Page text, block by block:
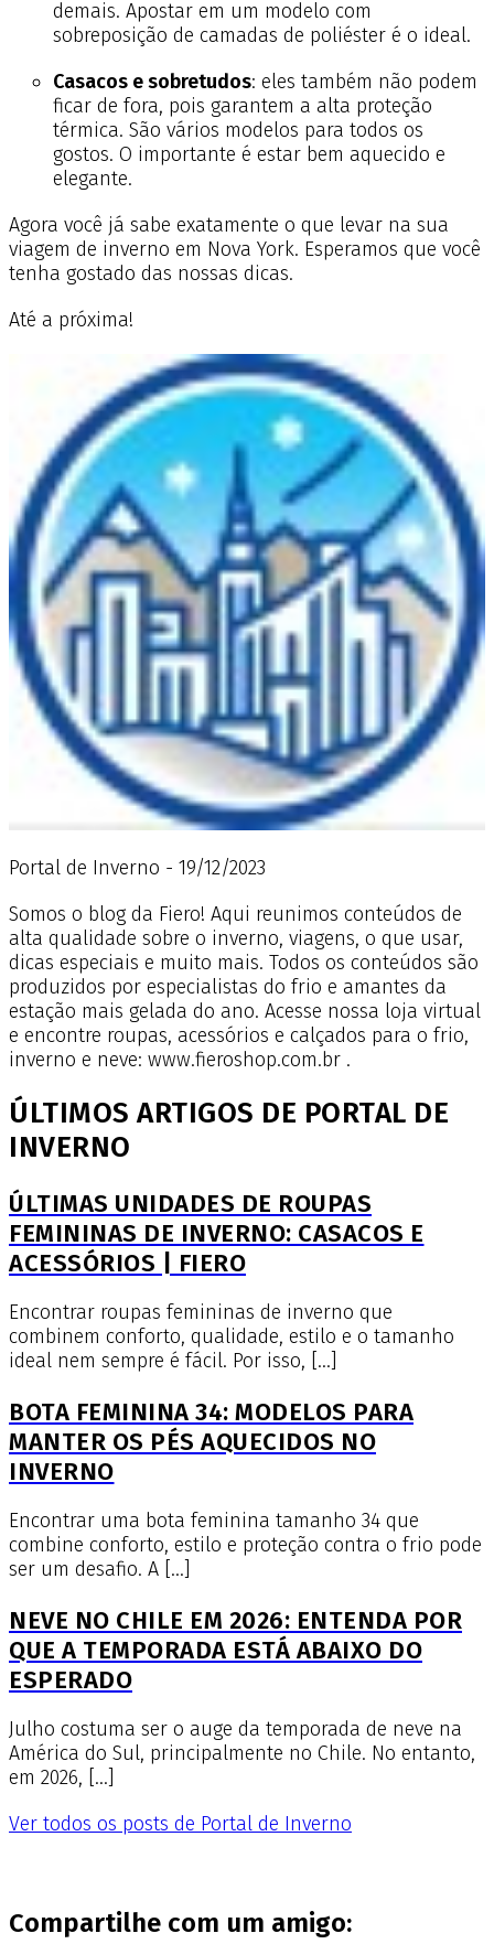
demais. Apostar em um modelo com
sobreposição de camadas de poliéster é o ideal.
Casacos e sobretudos: eles também não podem
ficar de fora, pois garantem a alta proteção
térmica. São vários modelos para todos os
gostos. O importante é estar bem aquecido e
elegante.
Agora você já sabe exatamente o que levar na sua
viagem de inverno em Nova York. Esperamos que você
tenha gostado das nossas dicas.
Até a próxima!
Portal de Inverno - 19/12/2023
Somos o blog da Fiero! Aqui reunimos conteúdos de
alta qualidade sobre o inverno, viagens, o que usar,
dicas especiais e muito mais. Todos os conteúdos são
produzidos por especialistas do frio e amantes da
estação mais gelada do ano. Acesse nossa loja virtual
e encontre roupas, acessórios e calçados para o frio,
inverno e neve: www.fieroshop.com.br .
ÚLTIMOS ARTIGOS DE PORTAL DE
INVERNO
ÚLTIMAS UNIDADES DE ROUPAS
FEMININAS DE INVERNO: CASACOS E
ACESSÓRIOS | FIERO
Encontrar roupas femininas de inverno que
combinem conforto, qualidade, estilo e o tamanho
ideal nem sempre é fácil. Por isso, […]
BOTA FEMININA 34: MODELOS PARA
MANTER OS PÉS AQUECIDOS NO
INVERNO
Encontrar uma bota feminina tamanho 34 que
combine conforto, estilo e proteção contra o frio pode
ser um desafio. A […]
NEVE NO CHILE EM 2026: ENTENDA POR
QUE A TEMPORADA ESTÁ ABAIXO DO
ESPERADO
Julho costuma ser o auge da temporada de neve na
América do Sul, principalmente no Chile. No entanto,
em 2026, […]
Ver todos os posts de Portal de Inverno
Compartilhe com um amigo: